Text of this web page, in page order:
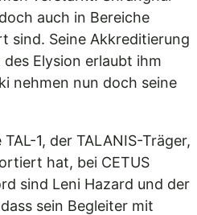
auch in Bereiche
sind. Seine Akkreditierung
Elysion erlaubt ihm
nehmen nun doch seine
1, der TALANIS-Träger,
hat, bei CETUS
sind Leni Hazard und der
sein Begleiter mit